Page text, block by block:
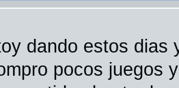
dando estos dias
pocos juegos